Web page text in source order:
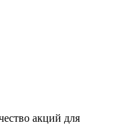
акций для